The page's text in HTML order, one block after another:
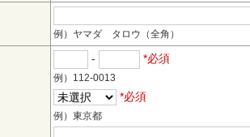
例）ヤマダ タロウ（全角）
- *必須
例）112-0013
*必須
例）東京都